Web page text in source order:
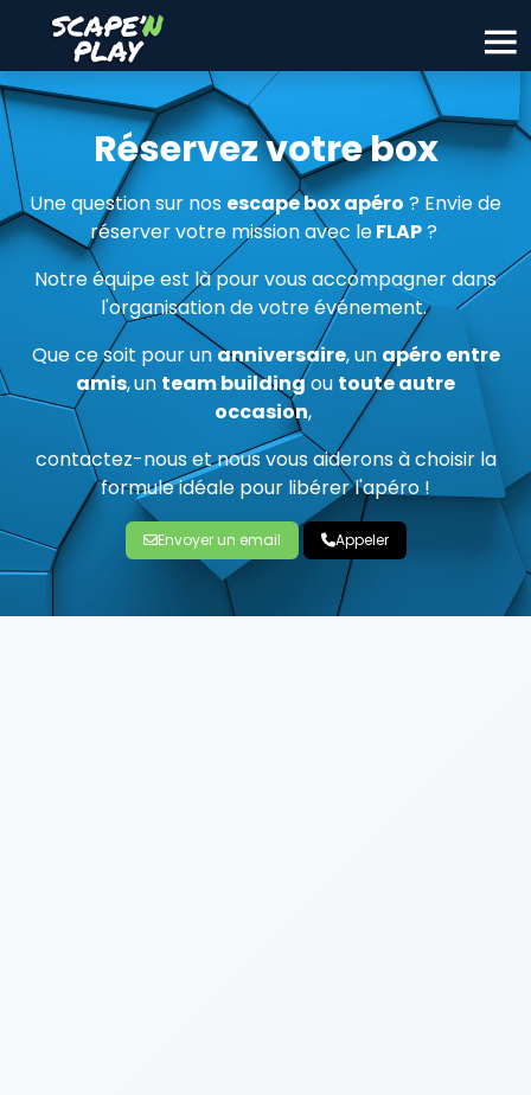
Réservez votre box
Une question sur nos escape box apéro ? Envie de
réserver votre mission avec leFLAP?
Notre équipe est là pour vous accompagner dans
l'organisation de votre événement.
Que ce soit pour unanniversaire, un apéro entre
amis,un team buildingou toute autre
occasion,
contactez-nous et nous vous aiderons à choisir la
formule idéale pour libérer l'apéro !
Envoyer un email Appeler